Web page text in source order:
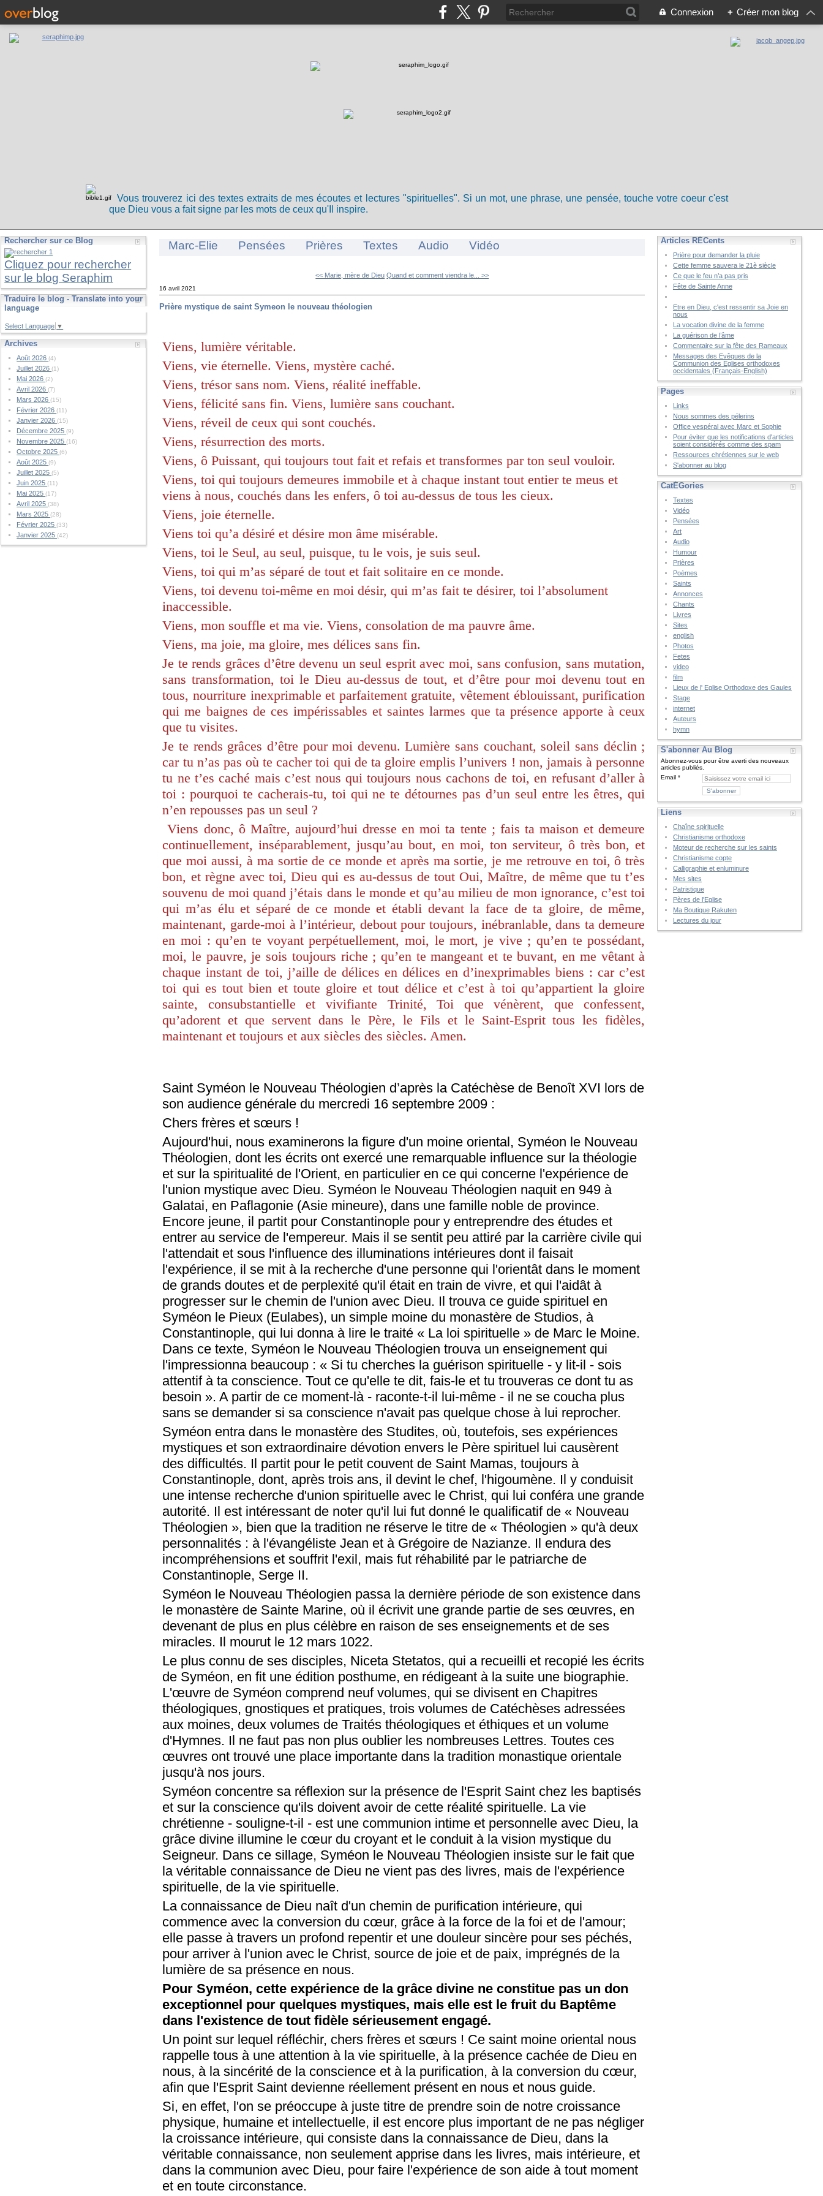
Connexion + Créer mon blog
Vous trouverez ici des textes extraits de mes écoutes et lectures "spirituelles". Si un mot, une phrase, une pensée, touche votre coeur c'est
que Dieu vous a fait signe par les mots de ceux qu'Il inspire.
Rechercher sur ce Blog
Cliquez pour rechercher
sur le blog Seraphim
Traduire le blog - Translate into your
language
Select Language ▼
Archives
Août 2026(4)
Juillet 2026(1)
Mai 2026(2)
Avril 2026(7)
Mars 2026(15)
Février 2026(11)
Janvier 2026(15)
Décembre 2025(9)
Novembre 2025(16)
Octobre 2025(6)
Août 2025(9)
Juillet 2025(5)
Juin 2025(11)
Mai 2025(17)
Avril 2025(38)
Mars 2025(28)
Février 2025(33)
Janvier 2025(42)
Marc-Elie Pensées Prières Textes Audio Vidéo
<< Marie, mère de Dieu Quand et comment viendra le... >>
16 avril 2021
Prière mystique de saint Symeon le nouveau théologien
Viens, lumière véritable.
Viens, vie éternelle. Viens, mystère caché.
Viens, trésor sans nom. Viens, réalité ineffable.
Viens, félicité sans fin. Viens, lumière sans couchant.
Viens, réveil de ceux qui sont couchés.
Viens, résurrection des morts.
Viens, ô Puissant, qui toujours tout fait et refais et transformes par ton seul vouloir.
Viens, toi qui toujours demeures immobile et à chaque instant tout entier te meus et
viens à nous, couchés dans les enfers, ô toi au-dessus de tous les cieux.
Viens, joie éternelle.
Viens toi qu’a désiré et désire mon âme misérable.
Viens, toi le Seul, au seul, puisque, tu le vois, je suis seul.
Viens, toi qui m’as séparé de tout et fait solitaire en ce monde.
Viens, toi devenu toi-même en moi désir, qui m’as fait te désirer, toi l’absolument
inaccessible.
Viens, mon souffle et ma vie. Viens, consolation de ma pauvre âme.
Viens, ma joie, ma gloire, mes délices sans fin.
Je te rends grâces d’être devenu un seul esprit avec moi, sans confusion, sans mutation,
sans transformation, toi le Dieu au-dessus de tout, et d’être pour moi devenu tout en
tous, nourriture inexprimable et parfaitement gratuite, vêtement éblouissant, purification
qui me baignes de ces impérissables et saintes larmes que ta présence apporte à ceux
que tu visites.
Je te rends grâces d’être pour moi devenu. Lumière sans couchant, soleil sans déclin ;
car tu n’as pas où te cacher toi qui de ta gloire emplis l’univers ! non, jamais à personne
tu ne t’es caché mais c’est nous qui toujours nous cachons de toi, en refusant d’aller à
toi : pourquoi te cacherais-tu, toi qui ne te détournes pas d’un seul entre les êtres, qui
n’en repousses pas un seul ?
Viens donc, ô Maître, aujourd’hui dresse en moi ta tente ; fais ta maison et demeure
continuellement, inséparablement, jusqu’au bout, en moi, ton serviteur, ô très bon, et
que moi aussi, à ma sortie de ce monde et après ma sortie, je me retrouve en toi, ô très
bon, et règne avec toi, Dieu qui es au-dessus de tout Oui, Maître, de même que tu t’es
souvenu de moi quand j’étais dans le monde et qu’au milieu de mon ignorance, c’est toi
qui m’as élu et séparé de ce monde et établi devant la face de ta gloire, de même,
maintenant, garde-moi à l’intérieur, debout pour toujours, inébranlable, dans ta demeure
en moi : qu’en te voyant perpétuellement, moi, le mort, je vive ; qu’en te possédant,
moi, le pauvre, je sois toujours riche ; qu’en te mangeant et te buvant, en me vêtant à
chaque instant de toi, j’aille de délices en délices en d’inexprimables biens : car c’est
toi qui es tout bien et toute gloire et tout délice et c’est à toi qu’appartient la gloire
sainte, consubstantielle et vivifiante Trinité, Toi que vénèrent, que confessent,
qu’adorent et que servent dans le Père, le Fils et le Saint-Esprit tous les fidèles,
maintenant et toujours et aux siècles des siècles. Amen.
Saint Syméon le Nouveau Théologien d’après la Catéchèse de Benoît XVI lors de
son audience générale du mercredi 16 septembre 2009 :
Chers frères et sœurs !
Aujourd'hui, nous examinerons la figure d'un moine oriental, Syméon le Nouveau
Théologien, dont les écrits ont exercé une remarquable influence sur la théologie
et sur la spiritualité de l'Orient, en particulier en ce qui concerne l'expérience de
l'union mystique avec Dieu. Syméon le Nouveau Théologien naquit en 949 à
Galatai, en Paflagonie (Asie mineure), dans une famille noble de province.
Encore jeune, il partit pour Constantinople pour y entreprendre des études et
entrer au service de l'empereur. Mais il se sentit peu attiré par la carrière civile qui
l'attendait et sous l'influence des illuminations intérieures dont il faisait
l'expérience, il se mit à la recherche d'une personne qui l'orientât dans le moment
de grands doutes et de perplexité qu'il était en train de vivre, et qui l'aidât à
progresser sur le chemin de l'union avec Dieu. Il trouva ce guide spirituel en
Syméon le Pieux (Eulabes), un simple moine du monastère de Studios, à
Constantinople, qui lui donna à lire le traité « La loi spirituelle » de Marc le Moine.
Dans ce texte, Syméon le Nouveau Théologien trouva un enseignement qui
l'impressionna beaucoup : « Si tu cherches la guérison spirituelle - y lit-il - sois
attentif à ta conscience. Tout ce qu'elle te dit, fais-le et tu trouveras ce dont tu as
besoin ». A partir de ce moment-là - raconte-t-il lui-même - il ne se coucha plus
sans se demander si sa conscience n'avait pas quelque chose à lui reprocher.
Syméon entra dans le monastère des Studites, où, toutefois, ses expériences
mystiques et son extraordinaire dévotion envers le Père spirituel lui causèrent
des difficultés. Il partit pour le petit couvent de Saint Mamas, toujours à
Constantinople, dont, après trois ans, il devint le chef, l'higoumène. Il y conduisit
une intense recherche d'union spirituelle avec le Christ, qui lui conféra une grande
autorité. Il est intéressant de noter qu'il lui fut donné le qualificatif de « Nouveau
Théologien », bien que la tradition ne réserve le titre de « Théologien » qu'à deux
personnalités : à l'évangéliste Jean et à Grégoire de Nazianze. Il endura des
incompréhensions et souffrit l'exil, mais fut réhabilité par le patriarche de
Constantinople, Serge II.
Syméon le Nouveau Théologien passa la dernière période de son existence dans
le monastère de Sainte Marine, où il écrivit une grande partie de ses œuvres, en
devenant de plus en plus célèbre en raison de ses enseignements et de ses
miracles. Il mourut le 12 mars 1022.
Le plus connu de ses disciples, Niceta Stetatos, qui a recueilli et recopié les écrits
de Syméon, en fit une édition posthume, en rédigeant à la suite une biographie.
L'œuvre de Syméon comprend neuf volumes, qui se divisent en Chapitres
théologiques, gnostiques et pratiques, trois volumes de Catéchèses adressées
aux moines, deux volumes de Traités théologiques et éthiques et un volume
d'Hymnes. Il ne faut pas non plus oublier les nombreuses Lettres. Toutes ces
œuvres ont trouvé une place importante dans la tradition monastique orientale
jusqu'à nos jours.
Syméon concentre sa réflexion sur la présence de l'Esprit Saint chez les baptisés
et sur la conscience qu'ils doivent avoir de cette réalité spirituelle. La vie
chrétienne - souligne-t-il - est une communion intime et personnelle avec Dieu, la
grâce divine illumine le cœur du croyant et le conduit à la vision mystique du
Seigneur. Dans ce sillage, Syméon le Nouveau Théologien insiste sur le fait que
la véritable connaissance de Dieu ne vient pas des livres, mais de l'expérience
spirituelle, de la vie spirituelle.
La connaissance de Dieu naît d'un chemin de purification intérieure, qui
commence avec la conversion du cœur, grâce à la force de la foi et de l'amour;
elle passe à travers un profond repentir et une douleur sincère pour ses péchés,
pour arriver à l'union avec le Christ, source de joie et de paix, imprégnés de la
lumière de sa présence en nous.
Pour Syméon, cette expérience de la grâce divine ne constitue pas un don
exceptionnel pour quelques mystiques, mais elle est le fruit du Baptême
dans l'existence de tout fidèle sérieusement engagé.
Un point sur lequel réfléchir, chers frères et sœurs ! Ce saint moine oriental nous
rappelle tous à une attention à la vie spirituelle, à la présence cachée de Dieu en
nous, à la sincérité de la conscience et à la purification, à la conversion du cœur,
afin que l'Esprit Saint devienne réellement présent en nous et nous guide.
Si, en effet, l'on se préoccupe à juste titre de prendre soin de notre croissance
physique, humaine et intellectuelle, il est encore plus important de ne pas négliger
la croissance intérieure, qui consiste dans la connaissance de Dieu, dans la
véritable connaissance, non seulement apprise dans les livres, mais intérieure, et
dans la communion avec Dieu, pour faire l'expérience de son aide à tout moment
et en toute circonstance.
Articles RÉCents
Prière pour demander la pluie
Cette femme sauvera le 21è siècle
Ce que le feu n’a pas pris
Fête de Sainte Anne
Etre en Dieu, c'est ressentir sa Joie en
nous
La vocation divine de la femme
La guérison de l’âme
Commentaire sur la fête des Rameaux
Messages des Evêques de la
Communion des Eglises orthodoxes
occidentales (Français-English)
Pages
Links
Nous sommes des pélerins
Office vespéral avec Marc et Sophie
Pour éviter que les notifications d'articles
soient considérés comme des spam
Ressources chrétiennes sur le web
S'abonner au blog
CatÉGories
Textes
Vidéo
Pensées
Art
Audio
Humour
Prières
Poèmes
Saints
Annonces
Chants
Livres
Sites
english
Photos
Fetes
video
film
Lieux de l' Eglise Orthodoxe des Gaules
Stage
internet
Auteurs
hymn
S'abonner Au Blog
Abonnez-vous pour être averti des nouveaux
articles publiés.
Email
Liens
Chaîne spirituelle
Christianisme orthodoxe
Moteur de recherche sur les saints
Christianisme copte
Calligraphie et enluminure
Mes sites
Patristique
Pères de l'Eglise
Ma Boutique Rakuten
Lectures du jour